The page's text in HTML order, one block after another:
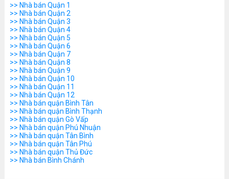
>> Nhà bán Quận 1
>> Nhà bán Quận 2
>> Nhà bán Quận 3
>> Nhà bán Quận 4
>> Nhà bán Quận 5
>> Nhà bán Quận 6
>> Nhà bán Quận 7
>> Nhà bán Quận 8
>> Nhà bán Quận 9
>> Nhà bán Quận 10
>> Nhà bán Quận 11
>> Nhà bán Quận 12
>> Nhà bán quận Bình Tân
>> Nhà bán quận Bình Thạnh
>> Nhà bán quận Gò Vấp
>> Nhà bán quận Phú Nhuận
>> Nhà bán quận Tân Bình
>> Nhà bán quận Tân Phú
>> Nhà bán quận Thủ Đức
>> Nhà bán Bình Chánh